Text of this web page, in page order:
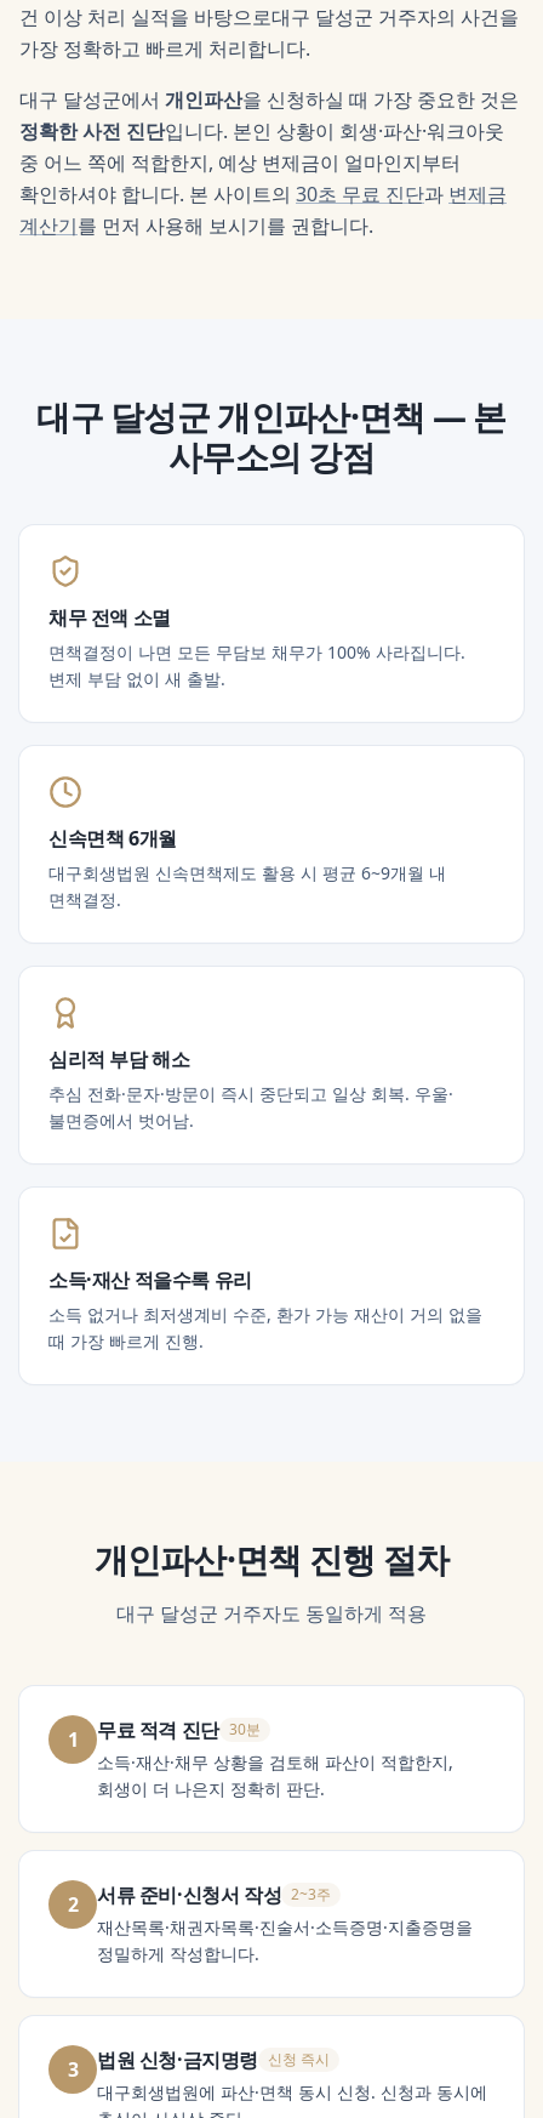
건 이상 처리 실적을 바탕으로대구 달성군 거주자의 사건을
가장 정확하고 빠르게 처리합니다.
대구 달성군에서 개인파산을 신청하실 때 가장 중요한 것은
정확한 사전 진단입니다. 본인 상황이 회생·파산·워크아웃
중 어느 쪽에 적합한지, 예상 변제금이 얼마인지부터
확인하셔야 합니다. 본 사이트의 30초 무료 진단과 변제금
계산기를 먼저 사용해 보시기를 권합니다.
대구 달성군개인파산·면책 — 본
사무소의 강점
채무 전액 소멸
면책결정이 나면 모든 무담보 채무가 100% 사라집니다.
변제 부담 없이 새 출발.
신속면책 6개월
대구회생법원 신속면책제도 활용 시 평균 6~9개월 내
면책결정.
심리적 부담 해소
추심 전화·문자·방문이 즉시 중단되고 일상 회복. 우울·
불면증에서 벗어남.
소득·재산 적을수록 유리
소득 없거나 최저생계비 수준, 환가 가능 재산이 거의 없을
때 가장 빠르게 진행.
개인파산·면책 진행 절차
대구 달성군 거주자도 동일하게 적용
1 무료 적격 진단 30분
소득·재산·채무 상황을 검토해 파산이 적합한지,
회생이 더 나은지 정확히 판단.
2 서류 준비·신청서 작성 2~3주
재산목록·채권자목록·진술서·소득증명·지출증명을
정밀하게 작성합니다.
3 법원 신청·금지명령 신청 즉시
대구회생법원에 파산·면책 동시 신청. 신청과 동시에